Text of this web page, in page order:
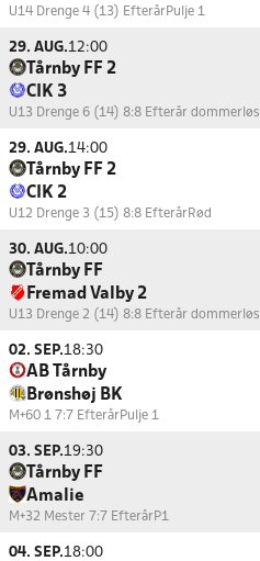
U14 Drenge 4 (13) EfterårPulje 1
29. AUG.12:00
Tårnby FF 2
CIK 3
U13 Drenge 6 (14) 8:8 Efterår dommerløs
29. AUG.14:00
Tårnby FF 2
CIK 2
U12 Drenge 3 (15) 8:8 EfterårRød
30. AUG.10:00
Tårnby FF
Fremad Valby 2
U13 Drenge 2 (14) 8:8 Efterår dommerløs
02. SEP.18:30
AB Tårnby
Brønshøj BK
M+60 1 7:7 EfterårPulje 1
03. SEP.19:30
Tårnby FF
Amalie
M+32 Mester 7:7 EfterårP1
04. SEP.18:00